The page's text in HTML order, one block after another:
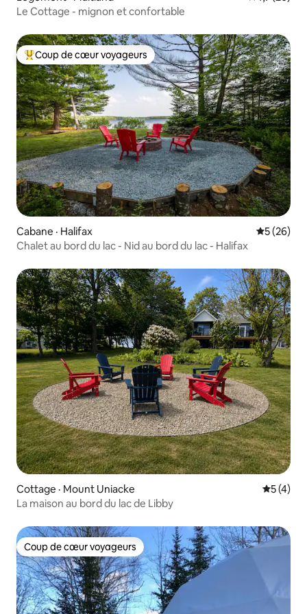
Le Cottage - mignon et confortable
Coup de cœur voyageurs parmi les plus aimés
Coup de cœur voyageurs
Cabane · Halifax Note
5 (26)
Chalet au bord du lac - Nid au bord du lac - Halifax
Cottage · Mount Uniacke Note
5 (4)
La maison au bord du lac de Libby
Coup de cœur voyageurs
Coup de cœur voyageurs